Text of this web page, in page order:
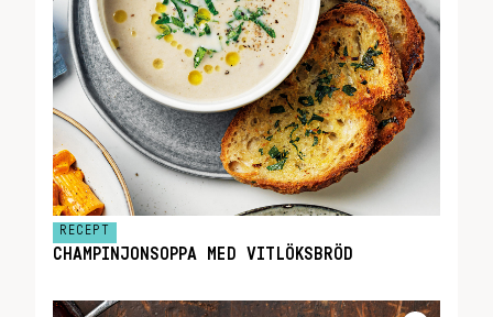
RECEPT
CHAMPINJONSOPPA MED VITLÖKSBRÖD